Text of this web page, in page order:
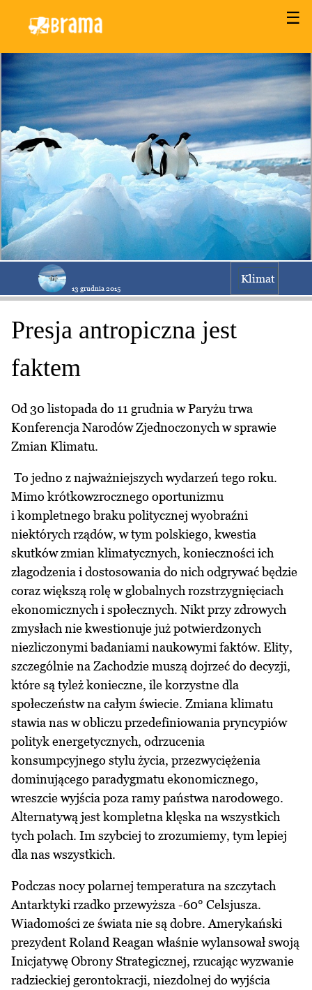
☰
13 grudnia 2015
Klimat
Presja antropiczna jest
faktem
Od 30 listopada do 11 grudnia w Paryżu trwa
Konferencja Narodów Zjednoczonych w sprawie
Zmian Klimatu.
To jedno z najważniejszych wydarzeń tego roku.
Mimo krótkowzrocznego oportunizmu
i kompletnego braku politycznej wyobraźni
niektórych rządów, w tym polskiego, kwestia
skutków zmian klimatycznych, konieczności ich
złagodzenia i dostosowania do nich odgrywać będzie
coraz większą rolę w globalnych rozstrzygnięciach
ekonomicznych i społecznych. Nikt przy zdrowych
zmysłach nie kwestionuje już potwierdzonych
niezliczonymi badaniami naukowymi faktów. Elity,
szczególnie na Zachodzie muszą dojrzeć do decyzji,
które są tyleż konieczne, ile korzystne dla
społeczeństw na całym świecie. Zmiana klimatu
stawia nas w obliczu przedefiniowania pryncypiów
polityk energetycznych, odrzucenia
konsumpcyjnego stylu życia, przezwyciężenia
dominującego paradygmatu ekonomicznego,
wreszcie wyjścia poza ramy państwa narodowego.
Alternatywą jest kompletna klęska na wszystkich
tych polach. Im szybciej to zrozumiemy, tym lepiej
dla nas wszystkich.
Podczas nocy polarnej temperatura na szczytach
Antarktyki rzadko przewyższa -60° Celsjusza.
Wiadomości ze świata nie są dobre. Amerykański
prezydent Roland Reagan właśnie wylansował swoją
Inicjatywę Obrony Strategicznej, rzucając wyzwanie
radzieckiej gerontokracji, niezdolnej do wyjścia